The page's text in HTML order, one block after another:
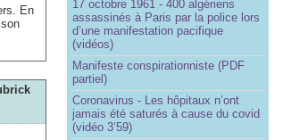
En
17 octobre 1961 - 400 algériens
assassinés à Paris par la police lors
d’une manifestation pacifique
(vidéos)
Manifeste conspirationniste (PDF
partiel)
Coronavirus - Les hôpitaux n’ont
jamais été saturés à cause du covid
(vidéo 3’59)